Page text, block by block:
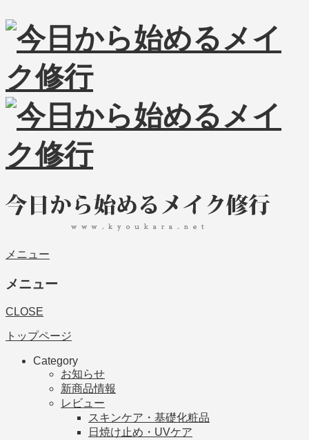
メニュー
メニュー
CLOSE
トップページ
Category
お知らせ
新商品情報
レビュー
スキンケア・基礎化粧品
日焼け止め・UVケア